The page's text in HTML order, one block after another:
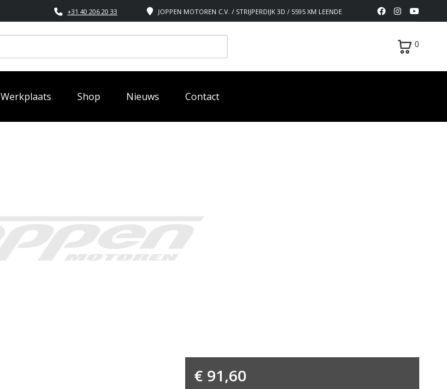
JOPPEN MOTOREN C.V. / STRIJPERDIJK 3D / 5595 XM LEENDE
+31 40 206 20 33
0
Werkplaats Shop Nieuws Contact
€ 91,60